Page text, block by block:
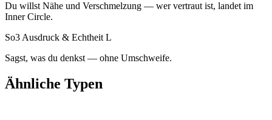
Du willst Nähe und Verschmelzung — wer vertraut ist, landet im
Inner Circle.
So3 Ausdruck & Echtheit L
Sagst, was du denkst — ohne Umschweife.
Ähnliche Typen